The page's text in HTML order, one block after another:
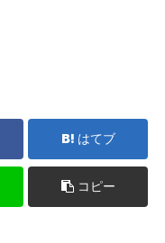
はてブ
コピー